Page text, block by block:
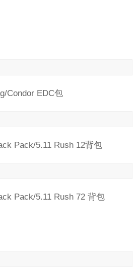
Condor EDC包
Pack/5.11 Rush 12背包
Pack/5.11 Rush 72 背包